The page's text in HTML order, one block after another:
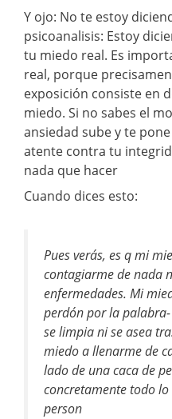
Y ojo: No te estoy
psicoanalisis: Estoy
tu miedo real. Es
real, porque
exposición consiste en
miedo. Si no sabes el
ansiedad sube y te
atente contra tu
nada que hacer
Cuando dices esto:
Pues verás, es q mi
contagiarme de nada
enfermedades. Mi
perdón por la palabra-
se limpia ni se asea
miedo a llenarme de
lado de una caca de
concretamente todo
person